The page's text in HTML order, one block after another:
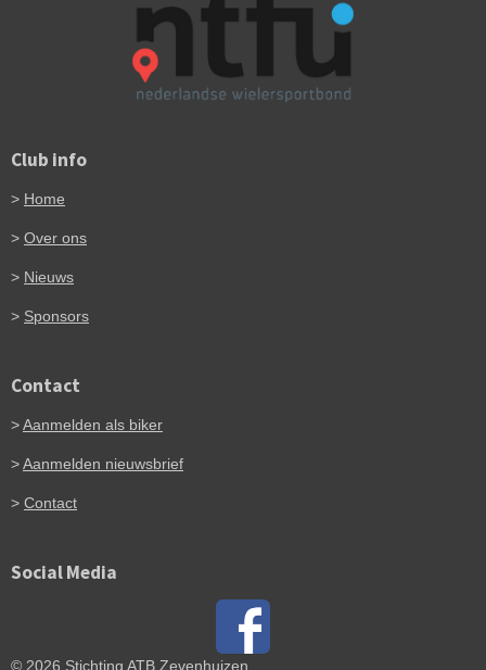
Club info
> Home
> Over ons
> Nieuws
> Sponsors
Contact
>Aanmelden als biker
>Aanmelden nieuwsbrief
> Contact
Social Media
© 2026 Stichting ATB Zevenhuizen